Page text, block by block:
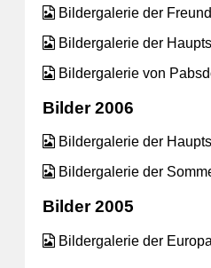
Bildergalerie der
Bildergalerie der
Bildergalerie von
Bilder 2006
Bildergalerie der
Bildergalerie der
Bilder 2005
Bildergalerie der